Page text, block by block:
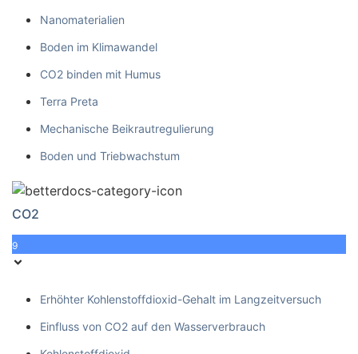
Nanomaterialien
Boden im Klimawandel
CO2 binden mit Humus
Terra Preta
Mechanische Beikrautregulierung
Boden und Triebwachstum
CO2
9
Erhöhter Kohlenstoffdioxid-Gehalt im Langzeitversuch
Einfluss von CO2 auf den Wasserverbrauch